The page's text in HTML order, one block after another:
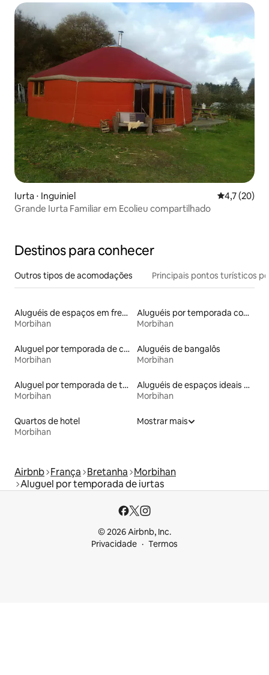
Iurta ⋅ Inguiniel 4,7 de uma
4,7 (20)
Grande Iurta Familiar em Ecolieu compartilhado
Destinos para conhecer
Outros tipos de acomodações Principais pontos turísticos
Aluguéis de espaços em frente à praia
Morbihan
Aluguéis por temporada com sauna
Morbihan
Aluguel por temporada de casas na terra
Morbihan
Aluguéis de bangalôs
Morbihan
Aluguel por temporada de townhouses
Morbihan
Aluguéis de espaços ideais para famílias
Morbihan
Quartos de hotel
Morbihan
Mostrar mais
Airbnb França Bretanha Morbihan
Aluguel por temporada de iurtas
© 2026 Airbnb, Inc.
Privacidade
Termos